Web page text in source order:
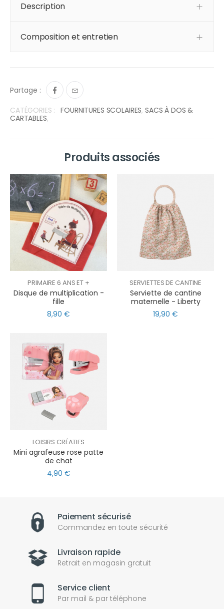
Description
Composition et entretien
Partage :
CATÉGORIES : FOURNITURES SCOLAIRES, SACS À DOS &
CARTABLES,
Produits associés
PRIMAIRE 6 ANS ET +
Disque de multiplication -
fille
8,90 €
SERVIETTES DE CANTINE
Serviette de cantine
maternelle - Liberty
19,90 €
LOISIRS CRÉATIFS
Mini agrafeuse rose patte
de chat
4,90 €
Paiement sécurisé
Commandez en toute sécurité
Livraison rapide
Retrait en magasin gratuit
Service client
Par mail & par téléphone